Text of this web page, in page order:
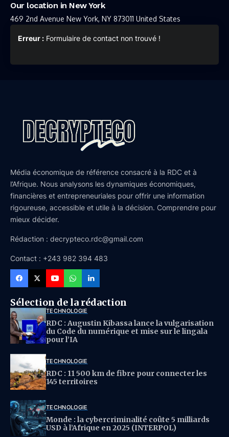
Our location in New York
469 2nd Avenue New York, NY 873011 United States
Erreur : Formulaire de contact non trouvé !
Média économique de référence consacré à la RDC et à
l’Afrique. Nous analysons les dynamiques économiques,
financières et entrepreneuriales pour offrir une information
rigoureuse, accessible et utile à la décision. Comprendre pour
mieux décider.
Rédaction : decrypteco.rdc@gmail.com
Contact : +243 982 394 483
Sélection de la rédaction
TECHNOLOGIE
RDC : Augustin Kibassa lance la vulgarisation
du Code du numérique et mise sur le lingala
pour l’IA
TECHNOLOGIE
RDC : 11 500 km de fibre pour connecter les
145 territoires
TECHNOLOGIE
Monde : la cybercriminalité coûte 5 milliards
USD à l’Afrique en 2025 (INTERPOL)